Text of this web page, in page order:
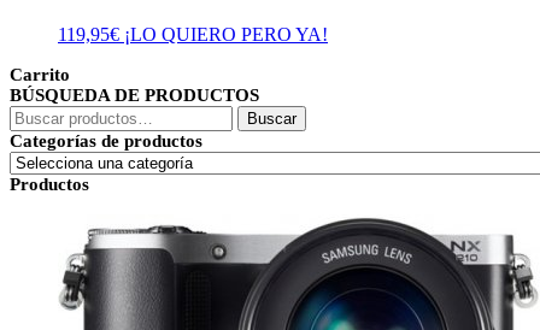
119,95€ ¡LO QUIERO PERO YA!
Carrito
BÚSQUEDA DE PRODUCTOS
Buscar
por:
Buscar
Categorías de productos
Productos